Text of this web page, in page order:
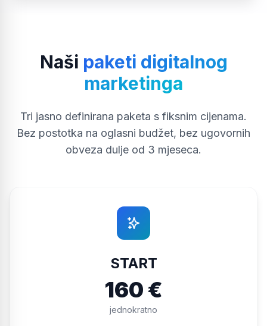
Naši paketi digitalnog
marketinga
Tri jasno definirana paketa s fiksnim cijenama.
Bez postotka na oglasni budžet, bez ugovornih
obveza dulje od 3 mjeseca.
START
160 €
jednokratno